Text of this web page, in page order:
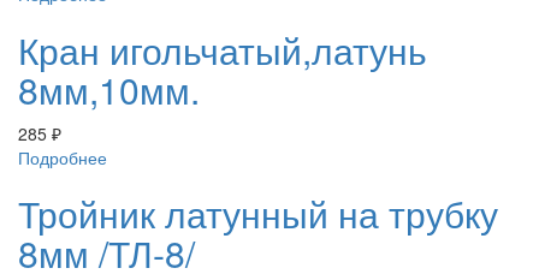
Кран игольчатый,латунь
8мм,10мм.
285 ₽
Подробнее
Тройник латунный на трубку
8мм /ТЛ-8/